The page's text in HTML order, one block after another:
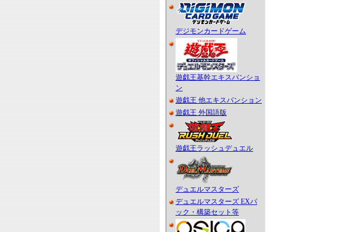
デジモンカードゲーム
遊戯王基幹エキスパンショ
ン
遊戯王 他エキスパンション
遊戯王 外国語版
遊戯王ラッシュデュエル
デュエルマスターズ
デュエルマスターズ EXパ
ック・構築セット等